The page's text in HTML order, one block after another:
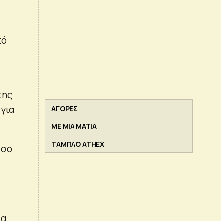
ΑΓΟΡΕΣ
ΜΕ ΜΙΑ ΜΑΤΙΑ
ΤΑΜΠΛΟ ATHEX